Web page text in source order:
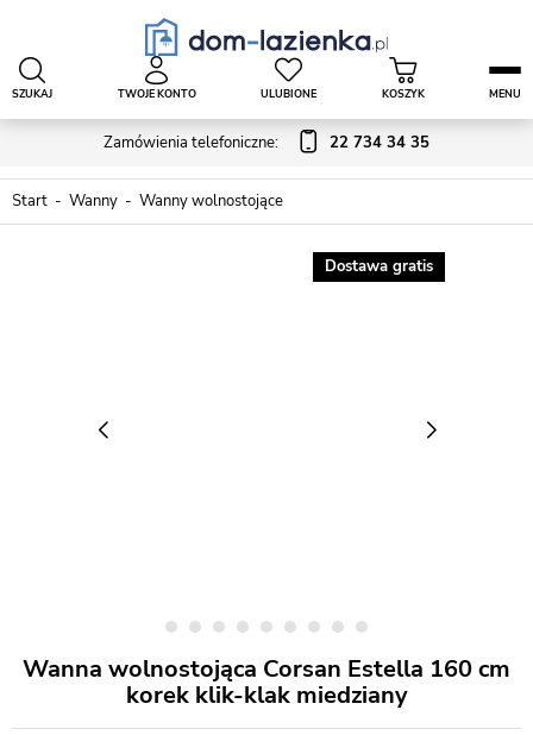
Zamówienia telefoniczne: 22 734 34 35
SZUKAJ TWOJE KONTO ULUBIONE KOSZYK MENU
Start Wanny Wanny wolnostojące
Dostawa gratis
Wanna wolnostojąca Corsan Estella 160 cm
korek klik-klak miedziany